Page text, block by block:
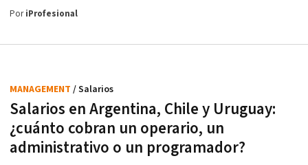
PoriProfesional
Salarios en Argentina, Chile y Uruguay:
¿cuánto cobran un operario, un
administrativo o un programador?
MANAGEMENT / Salarios